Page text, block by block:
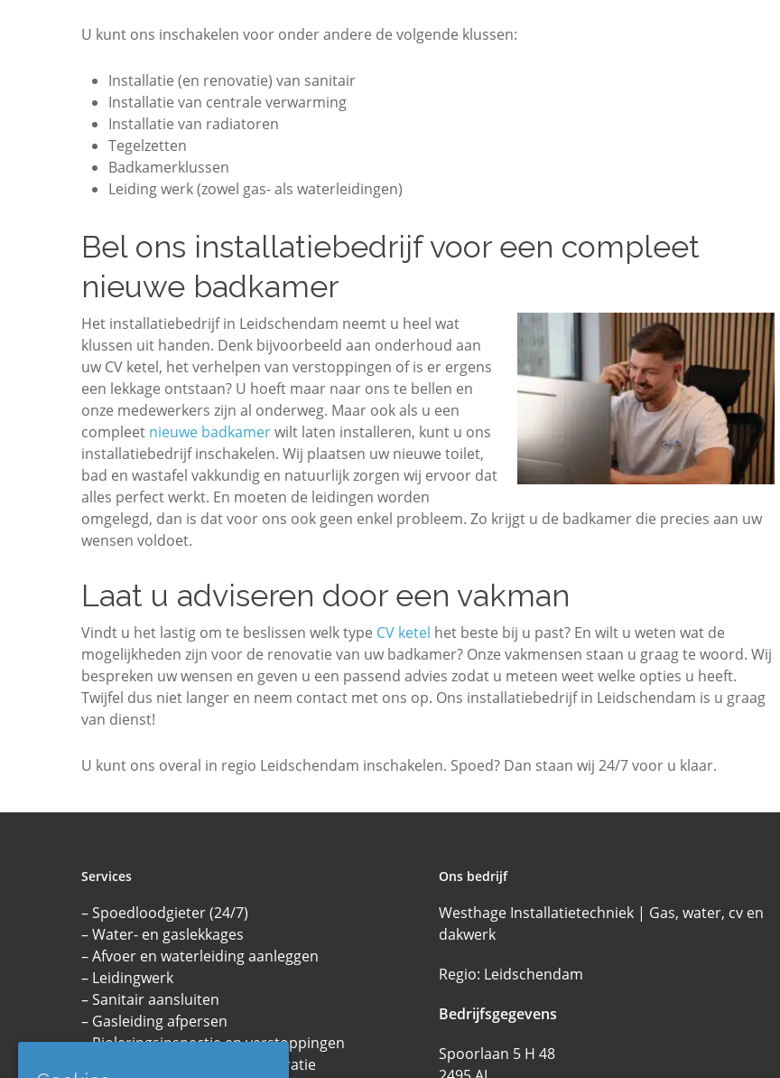
U kunt ons inschakelen voor onder andere de volgende klussen:
Installatie (en renovatie) van sanitair
Installatie van centrale verwarming
Installatie van radiatoren
Tegelzetten
Badkamerklussen
Leiding werk (zowel gas- als waterleidingen)
Bel ons installatiebedrijf voor een compleet
nieuwe badkamer
Het installatiebedrijf in Leidschendam neemt u heel wat
klussen uit handen. Denk bijvoorbeeld aan onderhoud aan
uw CV ketel, het verhelpen van verstoppingen of is er ergens
een lekkage ontstaan? U hoeft maar naar ons te bellen en
onze medewerkers zijn al onderweg. Maar ook als u een
compleet nieuwe badkamerwilt laten installeren, kunt u ons
installatiebedrijf inschakelen. Wij plaatsen uw nieuwe toilet,
bad en wastafel vakkundig en natuurlijk zorgen wij ervoor dat
alles perfect werkt. En moeten de leidingen worden
omgelegd, dan is dat voor ons ook geen enkel probleem. Zo krijgt u de badkamer die precies aan uw
wensen voldoet.
Laat u adviseren door een vakman
Vindt u het lastig om te beslissen welk type CV ketel het beste bij u past? En wilt u weten wat de
mogelijkheden zijn voor de renovatie van uw badkamer? Onze vakmensen staan u graag te woord. Wij
bespreken uw wensen en geven u een passend advies zodat u meteen weet welke opties u heeft.
Twijfel dus niet langer en neem contact met ons op. Ons installatiebedrijf in Leidschendam is u graag
van dienst!
U kunt ons overal in regio Leidschendam inschakelen. Spoed? Dan staan wij 24/7 voor u klaar.
Services
– Spoedloodgieter (24/7)
– Water- en gaslekkages
– Afvoer en waterleiding aanleggen
– Leidingwerk
– Sanitair aansluiten
– Gasleiding afpersen
– Rioleringsinspectie en verstoppingen
– CV-ketel onderhoud en reparatie
Ons bedrijf
Westhage Installatietechniek | Gas, water, cv en
dakwerk
Regio: Leidschendam
Bedrijfsgegevens
Spoorlaan 5 H 48